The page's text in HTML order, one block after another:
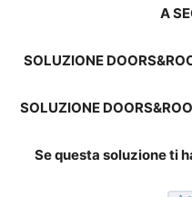
A
SOLUZIONE
SOLUZIONE
Se questa soluzione ti